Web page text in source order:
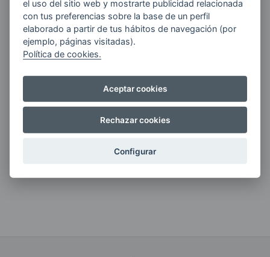
Quiero recibir las últimas novedades de AVIA
ENERGIAS por cualquier medio, incluido
electrónico. Más información
Si tienes alguna duda durante el
pedido escríbenos a:
contacto@clickgasoil.com
el uso del sitio web y mostrarte publicidad relacionada
con tus preferencias sobre la base de un perfil
elaborado a partir de tus hábitos de navegación (por
ejemplo, páginas visitadas).
Política de cookies.
Aceptar cookies
Rechazar cookies
Configurar